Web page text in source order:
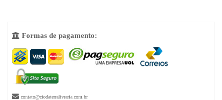
 Formas de pagamento:
 contato@ciodaterralivraria.com.br